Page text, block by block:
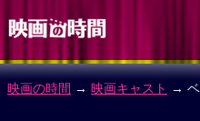
映画の時間 → 映画キャスト →